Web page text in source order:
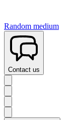
Random medium
Contact us